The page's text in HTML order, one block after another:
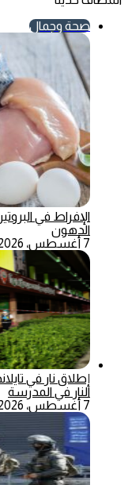
صحة وجمال
الإفراط في
الدهون
7 أغسطس، 2026
إطلاق نار في
النار في المدرسة
7 أغسطس، 2026